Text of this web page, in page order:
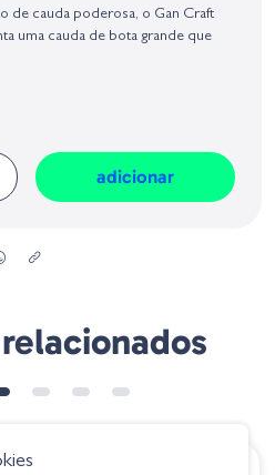
conforme requerido no Regulamento
(GPSR):
de cauda poderosa, o Gan Craft
uma cauda de bota grande que
adicionar